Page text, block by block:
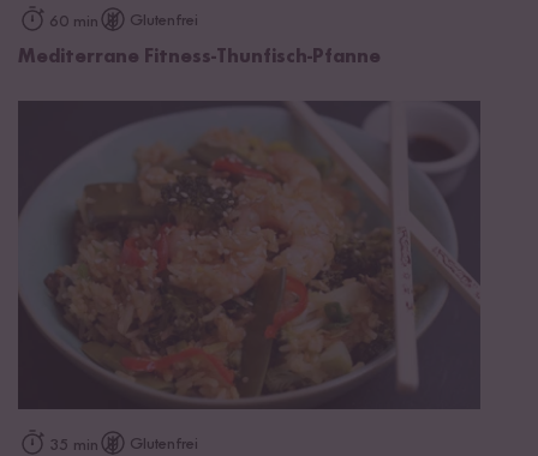
60 min Glutenfrei
Mediterrane Fitness-Thunfisch-Pfanne
35 min Glutenfrei